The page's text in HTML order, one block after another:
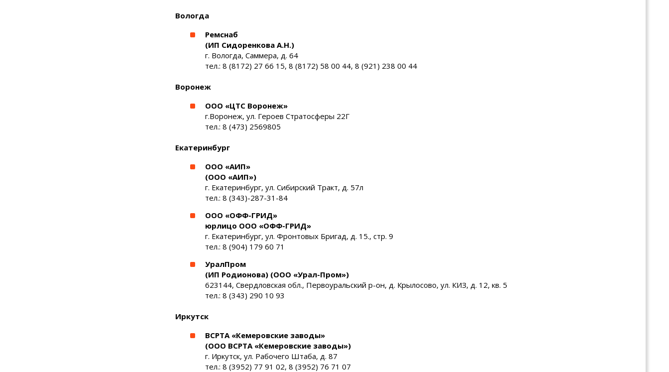
Вологда
Ремснаб
(ИП Сидоренкова А.Н.)
г. Вологда, Саммера, д. 64
тел.: 8 (8172) 27 66 15, 8 (8172) 58 00 44, 8 (921) 238 00 44
Воронеж
ООО «ЦТС Воронеж»
г.Воронеж, ул. Героев Стратосферы 22Г
тел.: 8 (473) 2569805
Екатеринбург
ООО «АИП»
(ООО «АИП»)
г. Екатеринбург, ул. Сибирский Тракт, д. 57л
тел.: 8 (343)-287-31-84
ООО «ОФФ-ГРИД»
юрлицо ООО «ОФФ-ГРИД»
г. Екатеринбург, ул. Фронтовых Бригад, д. 15., стр. 9
тел.: 8 (904) 179 60 71
УралПром
(ИП Родионова) (ООО «Урал-Пром»)
623144, Свердловская обл., Первоуральский р-он, д. Крылосово, ул. КИЗ, д. 12, кв. 5
тел.: 8 (343) 290 10 93
Иркутск
ВСРТА «Кемеровские заводы»
(ООО ВСРТА «Кемеровские заводы»)
г. Иркутск, ул. Рабочего Штаба, д. 87
тел.: 8 (3952) 77 91 02, 8 (3952) 76 71 07